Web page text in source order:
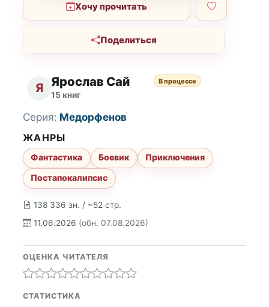
Хочу прочитать
Поделиться
Я Ярослав Сай
15 книг
В процессе
138 336 зн. / ~52 стр.
11.06.2026 (обн. 07.08.2026)
Серия: Медорфенов
ЖАНРЫ
Фантастика Боевик
Приключения
Постапокалипсис
ОЦЕНКА ЧИТАТЕЛЯ
СТАТИСТИКА